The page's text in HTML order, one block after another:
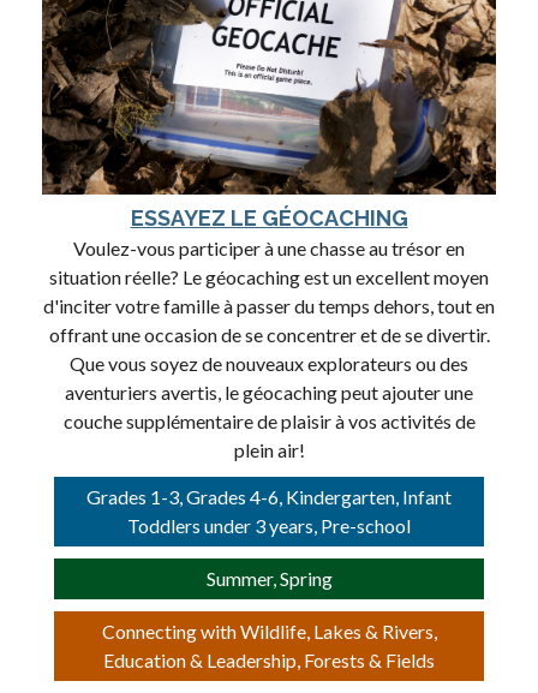
ESSAYEZ LE GÉOCACHING
Voulez-vous participer à une chasse au trésor en
situation réelle? Le géocaching est un excellent moyen
d'inciter votre famille à passer du temps dehors, tout en
offrant une occasion de se concentrer et de se divertir.
Que vous soyez de nouveaux explorateurs ou des
aventuriers avertis, le géocaching peut ajouter une
couche supplémentaire de plaisir à vos activités de
plein air!
Grades 1-3, Grades 4-6, Kindergarten, Infant
Toddlers under 3 years, Pre-school
Summer, Spring
Connecting with Wildlife, Lakes & Rivers,
Education & Leadership, Forests & Fields